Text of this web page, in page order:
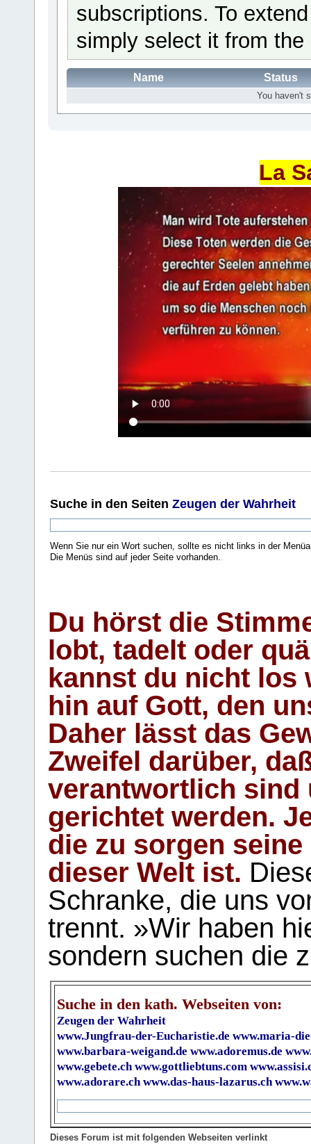
subscriptions. To
simply select it from
Name Status
You haven't
La
Suche in den Seiten Zeugen der Wahrheit
Wenn Sie nur ein Wort suchen, sollte es nicht links in der
Die Menüs sind auf jeder Seite vorhanden..
Du hörst die
lobt, tadelt oder
kannst du nicht los
hin auf Gott, den
Daher lässt das
Zweifel darüber,
verantwortlich sind
gerichtet werden.
die zu sorgen
dieser Welt ist.
Schranke, die uns
trennt. »Wir haben
sondern suchen die
Suche in den kath. Webseiten von:
Zeugen der Wahrheit
www.Jungfrau-der-Eucharistie.de www.maria-
www.barbara-weigand.de www.adoremus.de
www.gebete.ch www.gottliebtuns.com
www.adorare.ch www.das-haus-lazarus.ch
Dieses Forum ist mit folgenden Webseiten verlinkt